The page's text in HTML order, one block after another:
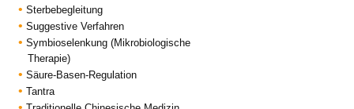
Sterbebegleitung
Suggestive Verfahren
Symbioselenkung (Mikrobiologische
Therapie)
Säure-Basen-Regulation
Tantra